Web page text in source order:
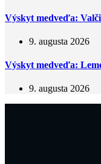
Výskyt medveďa:
9. augusta 2026
Výskyt medveďa:
9. augusta 2026